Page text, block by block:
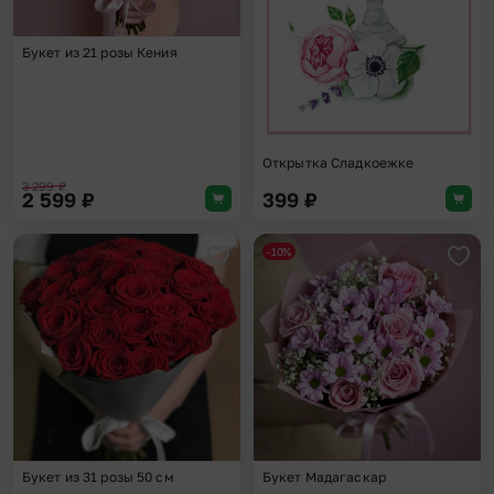
Букет из 21 розы Кения
3 299₽
2 599 ₽
Открытка Сладкоежке
399 ₽
Добавить в избранное
Букет из 31 розы 50 см
-10%
Букет Мадагаскар